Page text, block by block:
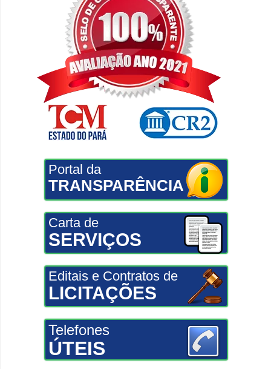
Portal da
TRANSPARÊNCIA
Carta de
SERVIÇOS
Editais e Contratos de
LICITAÇÕES
Telefones
ÚTEIS